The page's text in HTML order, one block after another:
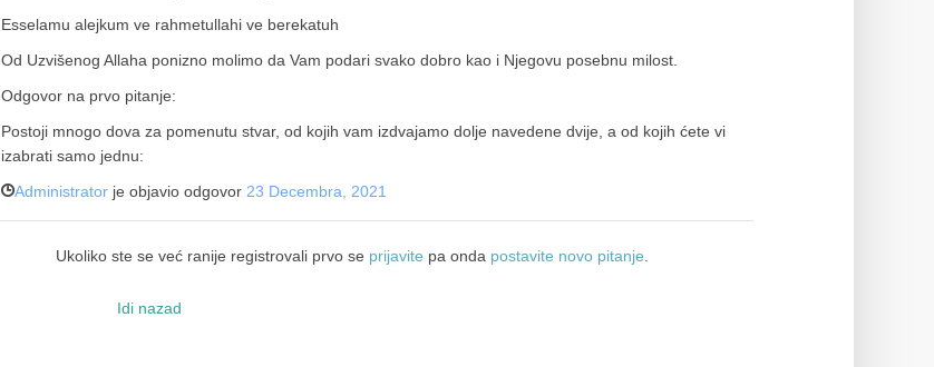
Esselamu alejkum ve rahmetullahi ve berekatuh
Od Uzvišenog Allaha ponizno molimo da Vam podari svako dobro kao i Njegovu posebnu milost.
Odgovor na prvo pitanje:
Postoji mnogo dova za pomenutu stvar, od kojih vam izdvajamo dolje navedene dvije, a od kojih ćete vi
izabrati samo jednu:
Administrator je objavio odgovor 23 Decembra, 2021
Ukoliko ste se već ranije registrovali prvo se prijavite pa onda postavite novo pitanje.
Idi nazad